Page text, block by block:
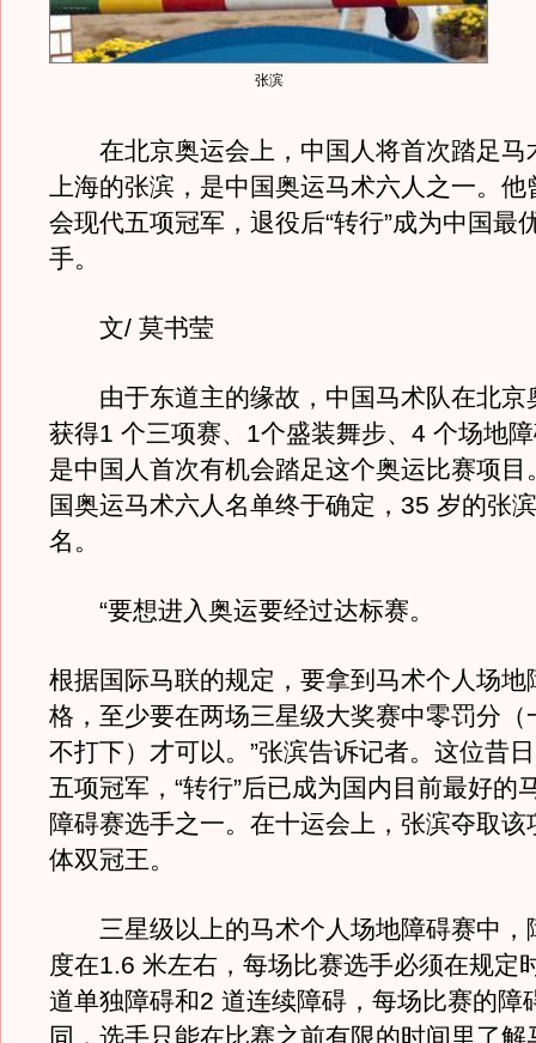
张滨
在北京奥运会上，中国人将首次踏足马
上海的张滨，是中国奥运马术六人之一。他
会现代五项冠军，退役后“转行”成为中国最
手。
文/ 莫书莹
由于东道主的缘故，中国马术队在北京
获得1 个三项赛、1个盛装舞步、4 个场地
是中国人首次有机会踏足这个奥运比赛项目
国奥运马术六人名单终于确定，35 岁的张
名。
“要想进入奥运要经过达标赛。
根据国际马联的规定，要拿到马术个人场地
格，至少要在两场三星级大奖赛中零罚分（
不打下）才可以。”张滨告诉记者。这位昔
五项冠军，“转行”后已成为国内目前最好的
障碍赛选手之一。在十运会上，张滨夺取该
体双冠王。
三星级以上的马术个人场地障碍赛中，
度在1.6 米左右，每场比赛选手必须在规定
道单独障碍和2 道连续障碍，每场比赛的障
同，选手只能在比赛之前有限的时间里了解